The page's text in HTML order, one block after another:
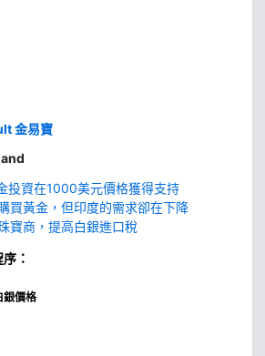
金易寶
投資在1000美元價格獲得支持
買黃金，但印度的需求卻在下降
寶商，提高白銀進口稅
：
銀價格